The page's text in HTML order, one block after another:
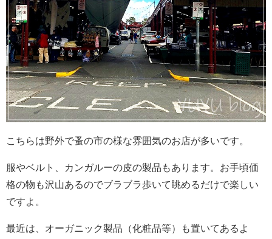
こちらは野外で蚤の市の様な雰囲気のお店が多いです。
服やベルト、カンガルーの皮の製品もあります。お手頃価
格の物も沢山あるのでブラブラ歩いて眺めるだけで楽しい
ですよ。
最近は、オーガニック製品（化粧品等）も置いてあるよ